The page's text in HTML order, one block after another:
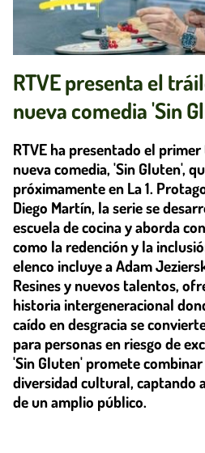
RTVE presenta el
nueva comedia 'Sin
RTVE ha presentado el
nueva comedia, 'Sin Gluten',
próximamente en La 1.
Diego Martín, la serie se
escuela de cocina y aborda
como la redención y la
elenco incluye a Adam
Resines y nuevos talentos,
historia intergeneracional
caído en desgracia se
para personas en riesgo de
'Sin Gluten' promete
diversidad cultural, captando
de un amplio público.